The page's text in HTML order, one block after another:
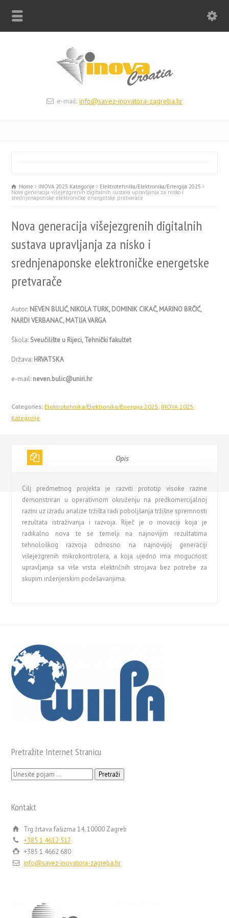
e-mail:info@savez-inovatora-zagreba.hr
Home INOVA 2025 Kategorije Elektrotehnika/Elektronika/Energija 2025
Nova generacija višejezgrenih digitalnih sustava upravljanja za nisko i
srednjenaponske elektroničke energetske pretvarače
Nova generacija višejezgrenih digitalnih
sustava upravljanja za nisko i
srednjenaponske elektroničke energetske
pretvarače
Autor: NEVEN BULIĆ, NIKOLA TURK, DOMINIK CIKAČ, MARINO BRČIĆ,
NARDI VERBANAC, MATIJA VARGA
Škola: Sveučilište u Rijeci, Tehnički fakultet
Država: HRVATSKA
e-mail: neven.bulic@uniri.hr
Categories: Elektrotehnika/Elektronika/Energija 2025, INOVA 2025
Kategorije
Opis
Cilj predmetnog projekta je razviti prototip visoke razine
demonstriran u operativnom okruženju na predkomercijalnoj
razini uz izradu analize tržišta radi poboljšanja tržišne spremnosti
rezultata istraživanja i razvoja. Riječ je o inovaciji koja je
radikalno nova te se temelji na najnovijim rezultatima
tehnološkog razvoja odnosno na najnovijoj generaciji
višejezgrenih mikrokontrolera, a koja ujedno ima mogućnost
upravljanja sa više vrsta električnih strojava bez potrebe za
skupim inženjerskim podešavanjima.
Pretražite Internet Stranicu
Pretraži:
Kontakt
Trg žrtava fašizma 14, 10000 Zagreb
+385 1 4612 517
+385 1 4662 680
info@savez-inovatora-zagreba.hr